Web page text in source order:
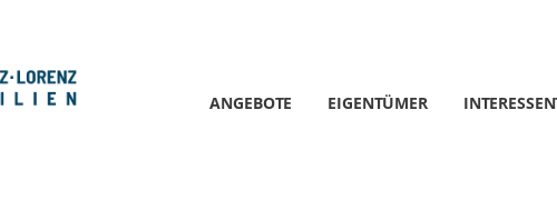
ANGEBOTE EIGENTÜMER